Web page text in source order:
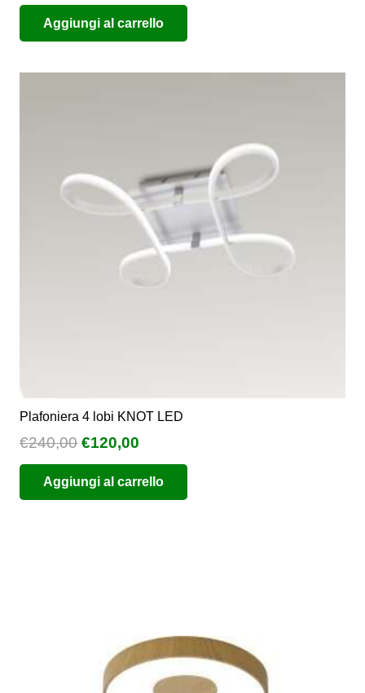
Aggiungi al carrello
Plafoniera 4 lobi KNOT LED
€240,00 Il
prezzo
originale
era:
€120,00
prezzo
attuale
è:
Aggiungi al carrello